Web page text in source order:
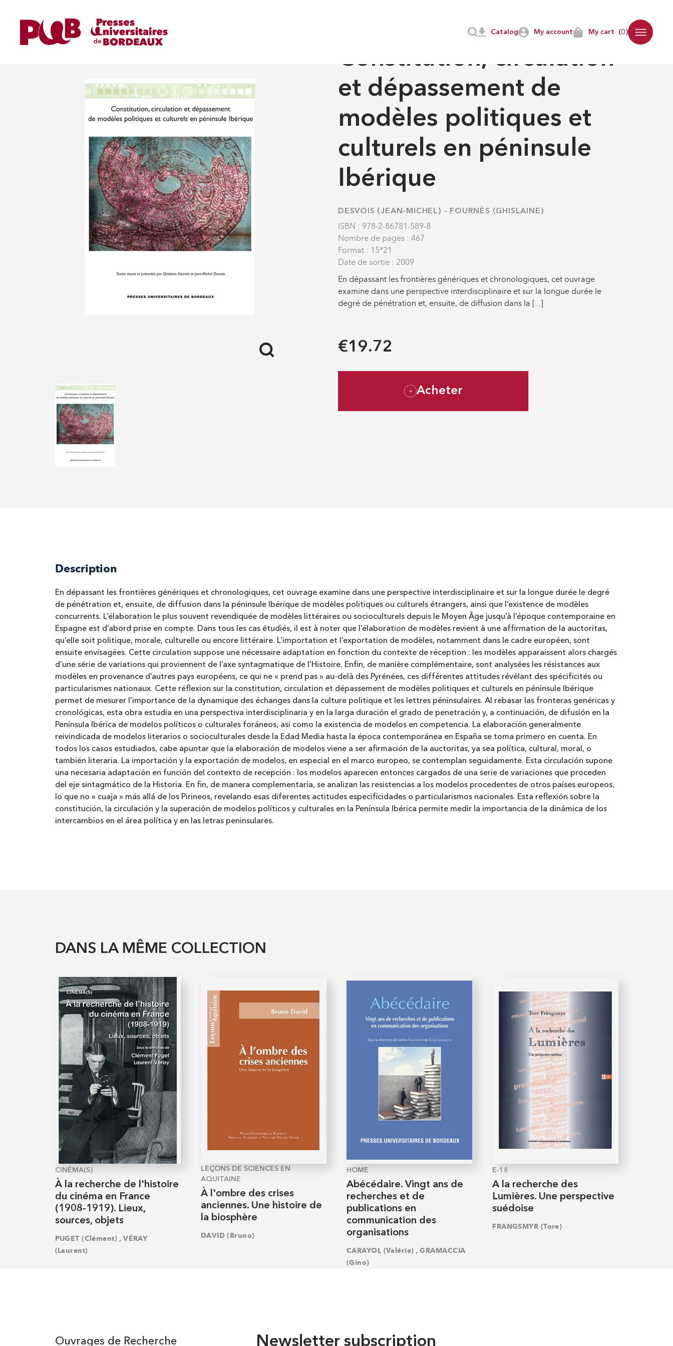
My account My cart (0)
Catalog
Constitution, circulation
et dépassement de
modèles politiques et
culturels en péninsule
Ibérique
DESVOIS (JEAN-MICHEL) - FOURNÈS (GHISLAINE)
ISBN : 978-2-86781-589-8
Nombre de pages : 467
Format : 15*21
Date de sortie : 2009
En dépassant les frontières génériques et chronologiques, cet ouvrage
examine dans une perspective interdisciplinaire et sur la longue durée le
degré de pénétration et, ensuite, de diffusion dans la [...]
€19.72
Acheter
Description
En dépassant les frontières génériques et chronologiques, cet ouvrage examine dans une perspective interdisciplinaire et sur la longue durée le degré
de pénétration et, ensuite, de diffusion dans la péninsule Ibérique de modèles politiques ou culturels étrangers, ainsi que l’existence de modèles
concurrents. L’élaboration le plus souvent revendiquée de modèles littéraires ou socioculturels depuis le Moyen Âge jusqu’à l’époque contemporaine en
Espagne est d’abord prise en compte. Dans tous les cas étudiés, il est à noter que l’élaboration de modèles revient à une affirmation de la auctoritas,
qu’elle soit politique, morale, culturelle ou encore littéraire. L’importation et l’exportation de modèles, notamment dans le cadre européen, sont
ensuite envisagées. Cette circulation suppose une nécessaire adaptation en fonction du contexte de réception : les modèles apparaissent alors chargés
d’une série de variations qui proviennent de l’axe syntagmatique de l’Histoire. Enfin, de manière complémentaire, sont analysées les résistances aux
modèles en provenance d’autres pays européens, ce qui ne « prend pas » au-delà des Pyrénées, ces différentes attitudes révélant des spécificités ou
particularismes nationaux. Cette réflexion sur la constitution, circulation et dépassement de modèles politiques et culturels en péninsule Ibérique
permet de mesurer l’importance de la dynamique des échanges dans la culture politique et les lettres péninsulaires. Al rebasar las fronteras genéricas y
cronológicas, esta obra estudia en una perspectiva interdisciplinaria y en la larga duración el grado de penetración y, a continuación, de difusión en la
Península Ibérica de modelos políticos o culturales foráneos, así como la existencia de modelos en competencia. La elaboración generalmente
reivindicada de modelos literarios o socioculturales desde la Edad Media hasta la época contemporánea en España se toma primero en cuenta. En
todos los casos estudiados, cabe apuntar que la elaboración de modelos viene a ser afirmación de la auctoritas, ya sea política, cultural, moral, o
también literaria. La importación y la exportación de modelos, en especial en el marco europeo, se contemplan seguidamente. Esta circulación supone
una necesaria adaptación en función del contexto de recepción : los modelos aparecen entonces cargados de una serie de variaciones que proceden
del eje sintagmático de la Historia. En fin, de manera complementaria, se analizan las resistencias a los modelos procedentes de otros países europeos,
lo que no « cuaja » más allá de los Pirineos, revelando esas diferentes actitudes especificidades o particularismos nacionales. Esta reflexión sobre la
constitución, la circulación y la superación de modelos políticos y culturales en la Península Ibérica permite medir la importancia de la dinámica de los
intercambios en el área política y en las letras peninsulares.
DANS LA MÊME COLLECTION
CINÉMA(S)
À la recherche de l'histoire
du cinéma en France
(1908-1919). Lieux,
sources, objets
PUGET (Clément) ,VÉRAY
(Laurent)
LEÇONS DE SCIENCES EN
AQUITAINE
À l'ombre des crises
anciennes. Une histoire de
la biosphère
DAVID (Bruno)
HOME
Abécédaire. Vingt ans de
recherches et de
publications en
communication des
organisations
CARAYOL (Valérie) ,GRAMACCIA
(Gino)
E-18
A la recherche des
Lumières. Une perspective
suédoise
FRANGSMYR (Tore)
Newsletter subscription
Ouvrages de Recherche